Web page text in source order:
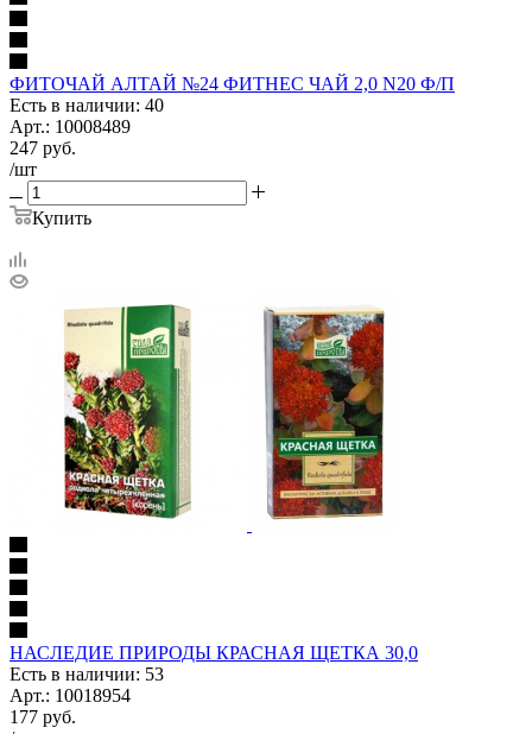
ФИТОЧАЙ АЛТАЙ №24 ФИТНЕС ЧАЙ 2,0 N20 Ф/П
Есть в наличии: 40
Арт.: 10008489
247 руб.
/шт
Купить
НАСЛЕДИЕ ПРИРОДЫ КРАСНАЯ ЩЕТКА 30,0
Есть в наличии: 53
Арт.: 10018954
177 руб.